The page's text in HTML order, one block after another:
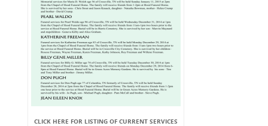
CLICK HERE FOR LISTING OF CURRENT SERVICES